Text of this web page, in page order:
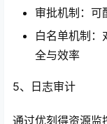
审批机制：可
白名单机制：
全与效率
5、日志审计
通过优刻得资源监